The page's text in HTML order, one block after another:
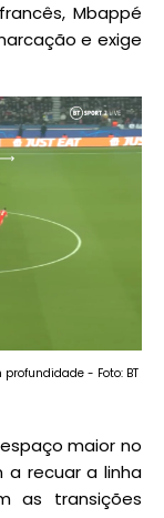
Mbappé
e exige
- Foto: BT
maior no
a recuar a linha
as transições